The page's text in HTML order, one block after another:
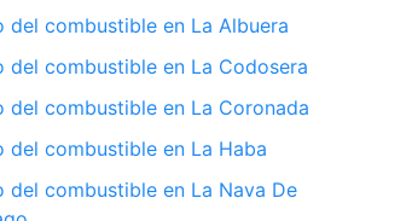
del combustible en La Albuera
del combustible en La Codosera
del combustible en La Coronada
del combustible en La Haba
del combustible en La Nava De